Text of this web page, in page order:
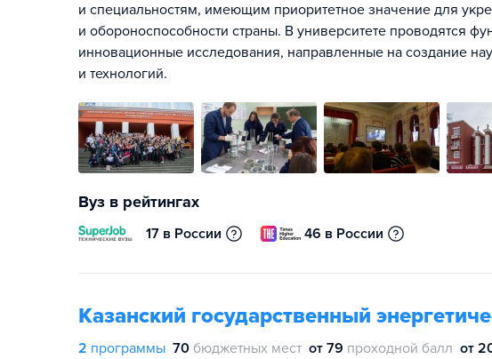
и специальностям, имеющим приоритетное значение для
и обороноспособности страны. В университете проводятся
инновационные исследования, направленные на создание
и технологий.
Вуз в рейтингах
17 в России 46 в России
Казанский государственный
2 программы 70 бюджетных мест от 79 проходной балл от